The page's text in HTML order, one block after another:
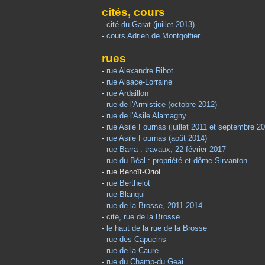
cités, cours
- cité du Garat (juillet 2013)
- cours Adrien de Montgolfier
rues
- rue Alexandre Ribot
- rue Alsace-Lorraine
- rue Ardaillon
- rue de l'Armistice (octobre 2012)
- rue de l'Asile Alamagny
- rue Asile Fournas (juillet 2011 et septembre
- rue Asile Fournas (août 2014)
- rue Barra : travaux, 22 février 2017
- rue du Béal : propriété et dôme Sirvanton
- rue Benoît-Oriol
- rue Berthelot
- rue Blanqui
- rue de la Brosse, 2011-2014
- cité, rue de la Brosse
- le haut de la rue de la Brosse
- rue des Capucins
- rue de la Caure
- rue du Champ-du Geai